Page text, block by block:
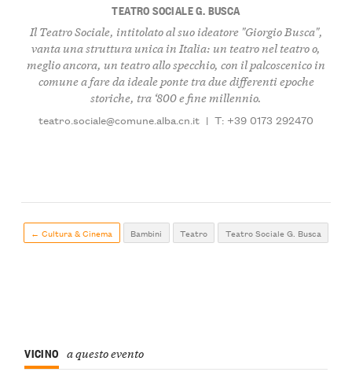
TEATRO SOCIALE G. BUSCA
Il Teatro Sociale, intitolato al suo ideatore "Giorgio Busca",
vanta una struttura unica in Italia: un teatro nel teatro o,
meglio ancora, un teatro allo specchio, con il palcoscenico in
comune a fare da ideale ponte tra due differenti epoche
storiche, tra ‘800 e fine millennio.
teatro.sociale@comune.alba.cn.it | T: +39 0173 292470
← Cultura & Cinema Bambini Teatro Teatro Sociale G. Busca
VICINO a questo evento